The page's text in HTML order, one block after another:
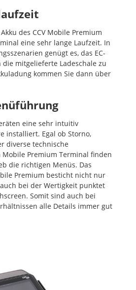
des CCV Mobile Premium
eine sehr lange Laufzeit. In
genügt es, das EC-
mitgelieferte Ladeschale zu
kommen Sie dann über
eine sehr intuitiv
installiert. Egal ob Storno,
diverse technische
Mobile Premium Terminal finden
die richtigen Menüs. Das
Premium besticht nicht nur
bei der Wertigkeit punktet
Somit sind auch bei
alle Details immer gut